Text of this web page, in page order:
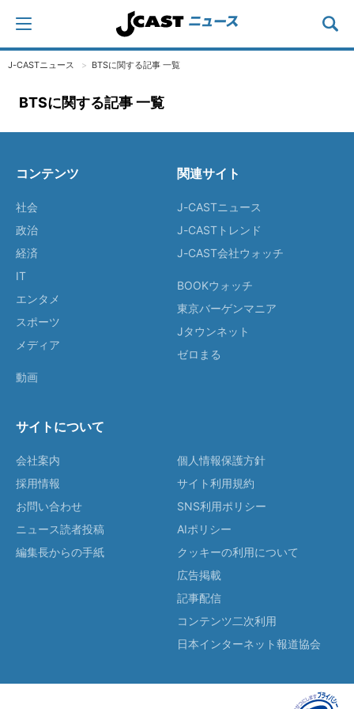
J-CASTニュース BTSに関する記事 一覧
BTSに関する記事 一覧
コンテンツ
社会
政治
経済
IT
エンタメ
スポーツ
メディア
動画
関連サイト
J-CASTニュース
J-CASTトレンド
J-CAST会社ウォッチ
BOOKウォッチ
東京バーゲンマニア
Jタウンネット
ゼロまる
サイトについて
会社案内
採用情報
お問い合わせ
ニュース読者投稿
編集長からの手紙
個人情報保護方針
サイト利用規約
SNS利用ポリシー
AIポリシー
クッキーの利用について
広告掲載
記事配信
コンテンツ二次利用
日本インターネット報道協会